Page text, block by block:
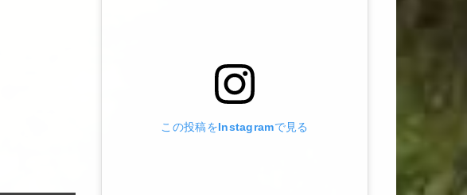
この投稿をInstagramで見る